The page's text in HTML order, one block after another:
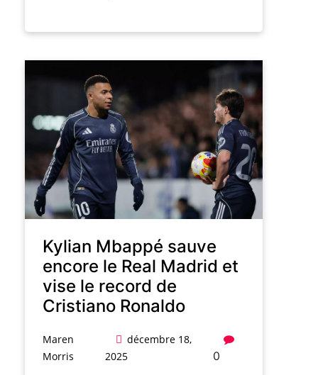
Kylian Mbappé sauve
encore le Real Madrid et
vise le record de
Cristiano Ronaldo
Maren
Morris
décembre 18,
2025
0